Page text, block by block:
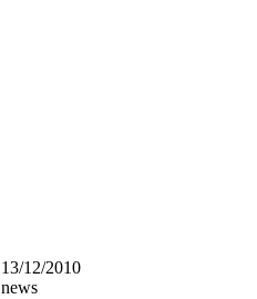
13/12/2010
news